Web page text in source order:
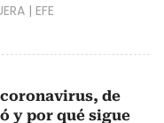
| EFE
coronavirus, de
y por qué sigue